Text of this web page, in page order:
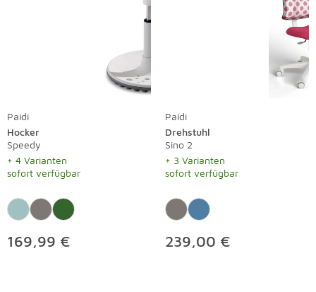
Paidi
Hocker
Speedy
+ 4 Varianten
sofort verfügbar
169,99 €
Paidi
Drehstuhl
Sino 2
+ 3 Varianten
sofort verfügbar
239,00 €